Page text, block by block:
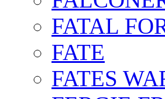
FATAL
FATE
FATES